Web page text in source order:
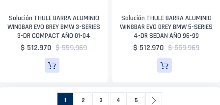
Solución THULE BARRA ALUMINIO
WINGBAR EVO GREY BMW 3-SERIES
3-DR COMPACT AÑO 01-04
$ 512.970 $ 559.969
Solución THULE BARRA ALUMINIO
WINGBAR EVO GREY BMW 5-SERIES
4-DR SEDAN AÑO 96-99
$ 512.970 $ 559.969
Actualmente estás leyendo página
1 Página
2 Página
3 Página
4 Página
5